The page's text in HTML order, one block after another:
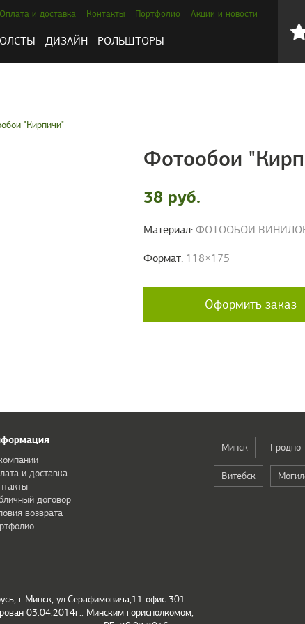
Оплата и доставка Контакты Портфолио Акции и новости
ДИЗАЙН РОЛЬШТОРЫ
"Кирпичи"
Фотообои
38 руб.
Материал: ФОТООБОИ
Формат: 118×175
Оформить заказ
и доставка
договор
возврата
г.Минск, ул.Серафимовича,11 офис 301.
03.04.2014г.. Минским горисполкомом,
Минск Гродно
Витебск